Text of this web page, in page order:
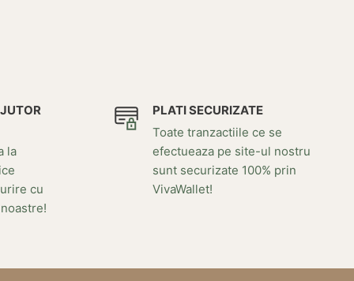
la
cu
PLATI SECURIZATE
Toate tranzactiile ce se
efectueaza pe site-ul nostru
sunt securizate 100% prin
VivaWallet!